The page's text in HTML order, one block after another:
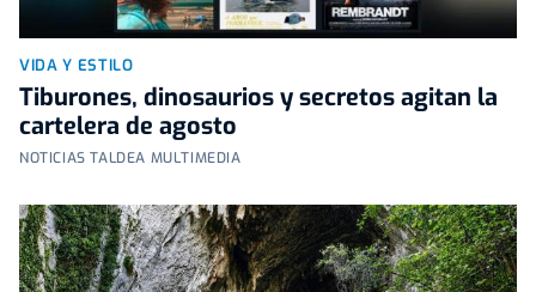
VIDA Y ESTILO
Tiburones, dinosaurios y secretos agitan la
cartelera de agosto
NOTICIAS TALDEA MULTIMEDIA